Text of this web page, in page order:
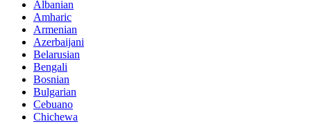
Albanian
Amharic
Armenian
Azerbaijani
Belarusian
Bengali
Bosnian
Bulgarian
Cebuano
Chichewa